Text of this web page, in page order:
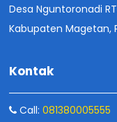
Desa Nguntoronadi
Kabupaten Magetan,
Kontak
Call: 081380005555